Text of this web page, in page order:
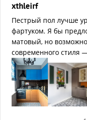
xthleirf
Пестрый пол лучше
фартуком. Я бы
матовый, но
современного стиля